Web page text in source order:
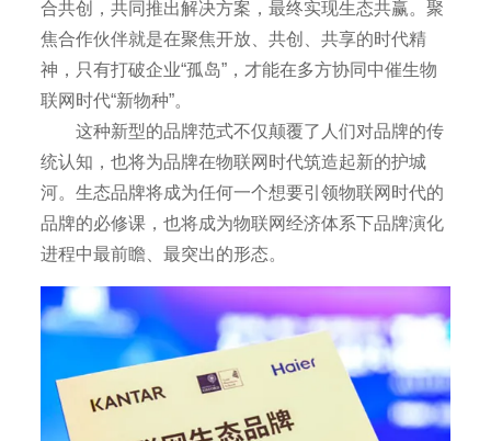
合共创，共同推出解决方案，最终实现生态共赢。聚
焦合作伙伴就是在聚焦开放、共创、共享的时代精
神，只有打破企业“孤岛”，才能在多方协同中催生物
联网时代“新物种”。
这种新型的品牌范式不仅颠覆了人们对品牌的传
统认知，也将为品牌在物联网时代筑造起新的护城
河。生态品牌将成为任何一个想要引领物联网时代的
品牌的必修课，也将成为物联网经济体系下品牌演化
进程中最前瞻、最突出的形态。